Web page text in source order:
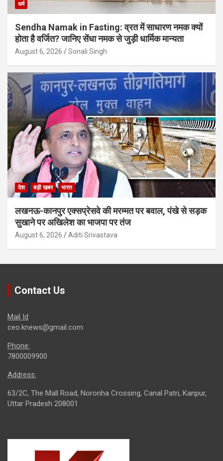
धर्म
Sendha Namak in Fasting: व्रत में साधारण नमक क्यों
होता है वर्जित? जानिए सेंधा नमक से जुड़ी धार्मिक मान्यता
August 6, 2026 Sonali Singh
देश बड़ी खबर भारत
लखनऊ-कानपुर एक्सप्रेसवे की मरम्मत पर बवाल, पंखे से सड़क
सुखाने पर अखिलेश का भाजपा पर तंज
August 6, 2026 Aditi Srivastava
Contact Us
Mail Id
ceo.knews@gmail.com
Phone:
7800009900
Address:
63/2C, The Mall Road, Noronha Crossing, Canal Patri, Kanpur,
Uttar Pradesh 208001